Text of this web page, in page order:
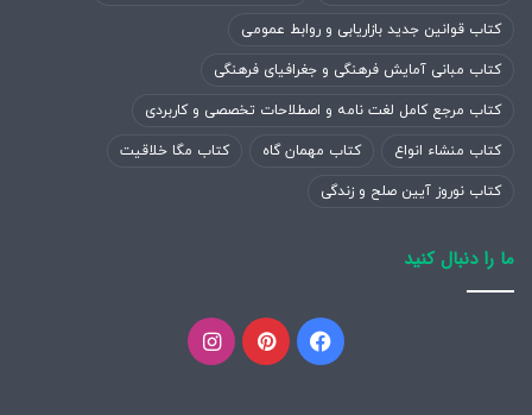
تنظیمات امنیتی را بعد از آپدیت iOS
کتاب قوانین جدید بازاریابی و روابط عمومی
کتاب مبانی آمایش فرهنگی و جغرافیای فرهنگی
کتاب مرجع کامل لغت نامه و اصطلاحات تخصصی و کاربردی
کتاب منشاء انواع کتاب مهمان گاه کتاب مگا خلاقیت
کتاب نوروز آیین صلح و زندگی
ما را دنبال کنید
فیسبوکپینتریستاینستاگرام